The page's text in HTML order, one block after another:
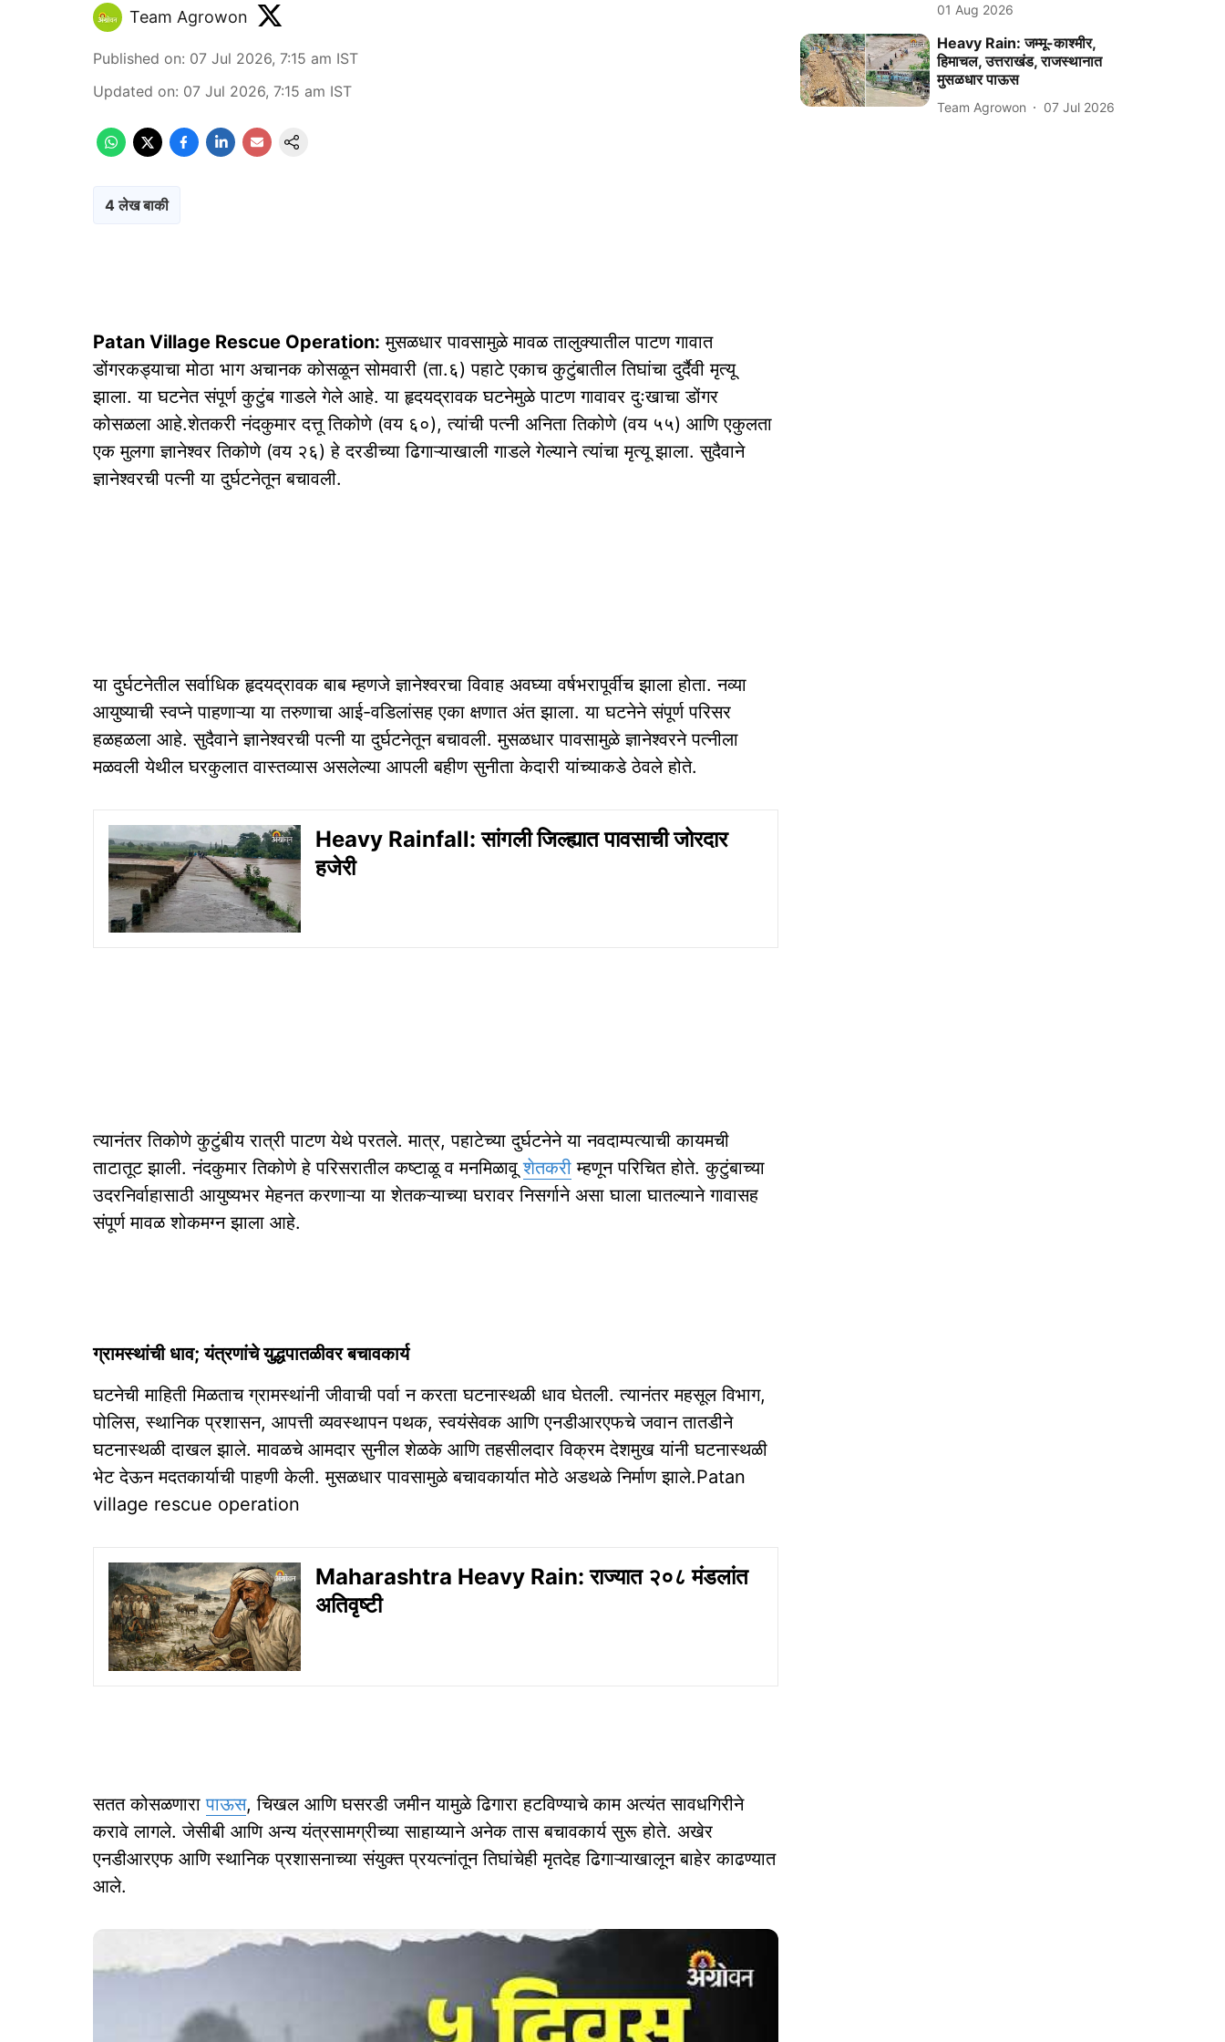
Team Agrowon
Published on: 07 Jul 2026, 7:15 am IST
Updated on: 07 Jul 2026, 7:15 am IST
4 लेख बाकी
Patan Village Rescue Operation: मुसळधार पावसामुळे मावळ तालुक्यातील पाटण गावात
डोंगरकड्याचा मोठा भाग अचानक कोसळून सोमवारी (ता.६) पहाटे एकाच कुटुंबातील तिघांचा दुर्दैवी मृत्यू
झाला. या घटनेत संपूर्ण कुटुंब गाडले गेले आहे. या हृदयद्रावक घटनेमुळे पाटण गावावर दुःखाचा डोंगर
कोसळला आहे.शेतकरी नंदकुमार दत्तू तिकोणे (वय ६०), त्यांची पत्नी अनिता तिकोणे (वय ५५) आणि एकुलता
एक मुलगा ज्ञानेश्वर तिकोणे (वय २६) हे दरडीच्या ढिगाऱ्याखाली गाडले गेल्याने त्यांचा मृत्यू झाला. सुदैवाने
ज्ञानेश्वरची पत्नी या दुर्घटनेतून बचावली.
या दुर्घटनेतील सर्वाधिक हृदयद्रावक बाब म्हणजे ज्ञानेश्वरचा विवाह अवघ्या वर्षभरापूर्वीच झाला होता. नव्या
आयुष्याची स्वप्ने पाहणाऱ्या या तरुणाचा आई-वडिलांसह एका क्षणात अंत झाला. या घटनेने संपूर्ण परिसर
हळहळला आहे. सुदैवाने ज्ञानेश्वरची पत्नी या दुर्घटनेतून बचावली. मुसळधार पावसामुळे ज्ञानेश्वरने पत्नीला
मळवली येथील घरकुलात वास्तव्यास असलेल्या आपली बहीण सुनीता केदारी यांच्याकडे ठेवले होते.
Heavy Rainfall: सांगली जिल्ह्यात पावसाची जोरदार
हजेरी
त्यानंतर तिकोणे कुटुंबीय रात्री पाटण येथे परतले. मात्र, पहाटेच्या दुर्घटनेने या नवदाम्पत्याची कायमची
ताटातूट झाली. नंदकुमार तिकोणे हे परिसरातील कष्टाळू व मनमिळावूशेतकरी म्हणून परिचित होते. कुटुंबाच्या
उदरनिर्वाहासाठी आयुष्यभर मेहनत करणाऱ्या या शेतकऱ्याच्या घरावर निसर्गाने असा घाला घातल्याने गावासह
संपूर्ण मावळ शोकमग्न झाला आहे.
ग्रामस्थांची धाव; यंत्रणांचे युद्धपातळीवर बचावकार्य
घटनेची माहिती मिळताच ग्रामस्थांनी जीवाची पर्वा न करता घटनास्थळी धाव घेतली. त्यानंतर महसूल विभाग,
पोलिस, स्थानिक प्रशासन, आपत्ती व्यवस्थापन पथक, स्वयंसेवक आणि एनडीआरएफचे जवान तातडीने
घटनास्थळी दाखल झाले. मावळचे आमदार सुनील शेळके आणि तहसीलदार विक्रम देशमुख यांनी घटनास्थळी
भेट देऊन मदतकार्याची पाहणी केली. मुसळधार पावसामुळे बचावकार्यात मोठे अडथळे निर्माण झाले.Patan
village rescue operation
Maharashtra Heavy Rain: राज्यात २०८ मंडलांत
अतिवृष्टी
सतत कोसळणारापाऊस, चिखल आणि घसरडी जमीन यामुळे ढिगारा हटविण्याचे काम अत्यंत सावधगिरीने
करावे लागले. जेसीबी आणि अन्य यंत्रसामग्रीच्या साहाय्याने अनेक तास बचावकार्य सुरू होते. अखेर
एनडीआरएफ आणि स्थानिक प्रशासनाच्या संयुक्त प्रयत्नांतून तिघांचेही मृतदेह ढिगाऱ्याखालून बाहेर काढण्यात
आले.
01 Aug 2026
Heavy Rain: जम्मू-काश्मीर,
हिमाचल, उत्तराखंड, राजस्थानात
मुसळधार पाऊस
Team Agrowon 07 Jul 2026